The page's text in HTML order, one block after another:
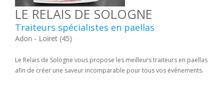
LE RELAIS DE SOLOGNE
Traiteurs spécialistes en paellas
Adon - Loiret (45)
Le Relais de Sologne vous propose les meilleurs traiteurs en paellas
afin de créer une saveur incomparable pour tous vos évènements.